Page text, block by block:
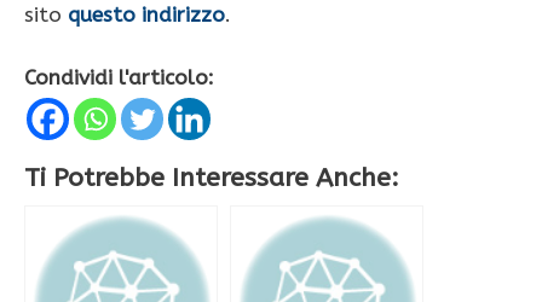
sito questo indirizzo.
Condividi l'articolo:
Ti Potrebbe Interessare Anche: